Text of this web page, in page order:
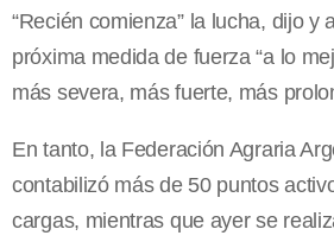
“Recién comienza” la lucha, dijo y
próxima medida de fuerza “a lo
más severa, más fuerte, más
En tanto, la Federación Agraria
contabilizó más de 50 puntos
cargas, mientras que ayer se